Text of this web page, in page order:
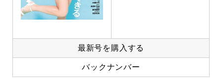
最新号を購入する
バックナンバー